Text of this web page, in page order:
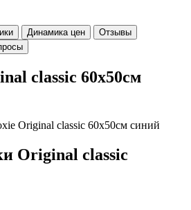
Динамика цен
Отзывы
classic 60x50см
Original classic 60x50см синий
Original classic